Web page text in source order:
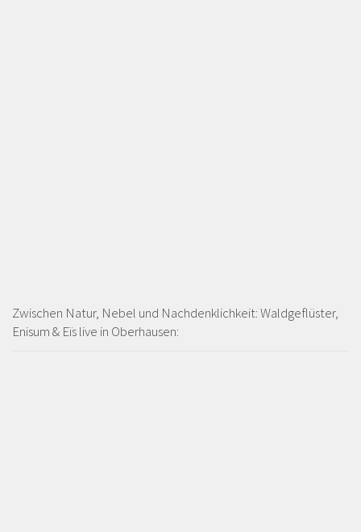
Zwischen Natur, Nebel und Nachdenklichkeit: Waldgeflüster,
Enisum & Eïs live in Oberhausen: